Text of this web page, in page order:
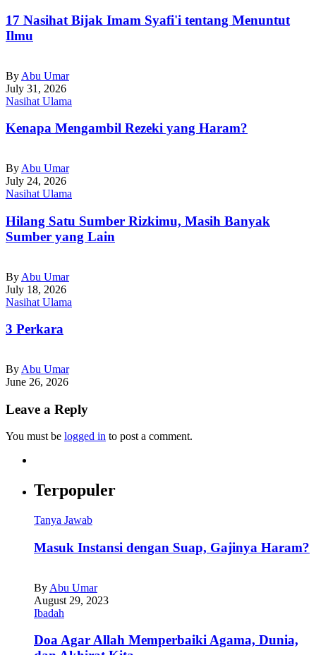
17 Nasihat Bijak Imam Syafi'i tentang Menuntut
Ilmu
By Abu Umar
July 31, 2026
Nasihat Ulama
Kenapa Mengambil Rezeki yang Haram?
By Abu Umar
July 24, 2026
Nasihat Ulama
Hilang Satu Sumber Rizkimu, Masih Banyak
Sumber yang Lain
By Abu Umar
July 18, 2026
Nasihat Ulama
3 Perkara
By Abu Umar
June 26, 2026
Leave a Reply
You must be logged in to post a comment.
Terpopuler
Tanya Jawab
Masuk Instansi dengan Suap, Gajinya Haram?
By Abu Umar
August 29, 2023
Ibadah
Doa Agar Allah Memperbaiki Agama, Dunia,